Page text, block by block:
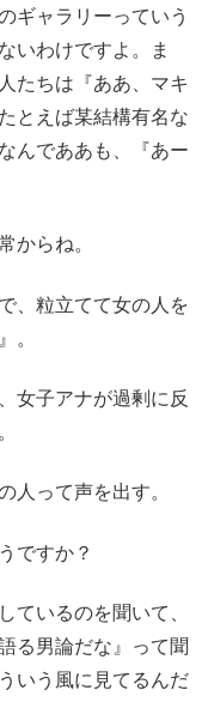
ギャラリーっていう
いわけですよ。ま
たちは『ああ、マキ
とえば某結構有名な
んでああも、『あー
からね。
、粒立てて女の人を
。
女子アナが過剰に反
人って声を出す。
ですか？
ているのを聞いて、
る男論だな』って聞
いう風に見てるんだ